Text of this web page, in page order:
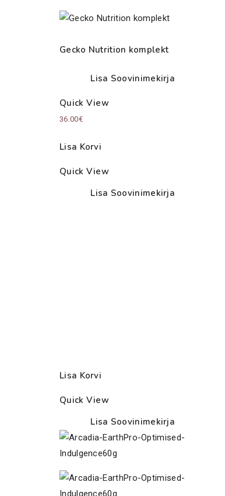
Gecko Nutrition komplekt
Lisa Soovinimekirja
Quick View
36.00€
Lisa Korvi
Quick View
Lisa Soovinimekirja
Lisa Korvi
Quick View
Lisa Soovinimekirja